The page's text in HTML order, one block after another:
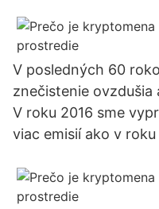
V posledných 60
znečistenie ovzdušia
V roku 2016 sme
viac emisií ako v roku